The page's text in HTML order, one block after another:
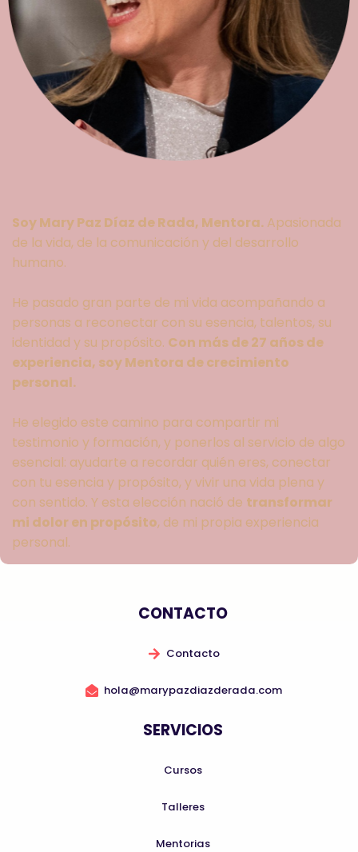
Soy Mary Paz Díaz de Rada, Mentora. Apasionada
de la vida, de la comunicación y del desarrollo
humano.
He pasado gran parte de mi vida acompañando a
personas a reconectar con su esencia, talentos, su
identidad y su propósito. Con más de 27 años de
experiencia, soy Mentora de crecimiento
personal.
He elegido este camino para compartir mi
testimonio y formación, y ponerlos al servicio de algo
esencial: ayudarte a recordar quién eres, conectar
con tu esencia y propósito, y vivir una vida plena y
con sentido. Y esta elección nació de transformar
mi dolor en propósito, de mi propia experiencia
personal.
CONTACTO
Contacto
hola@marypazdiazderada.com
SERVICIOS
Cursos
Talleres
Mentorias